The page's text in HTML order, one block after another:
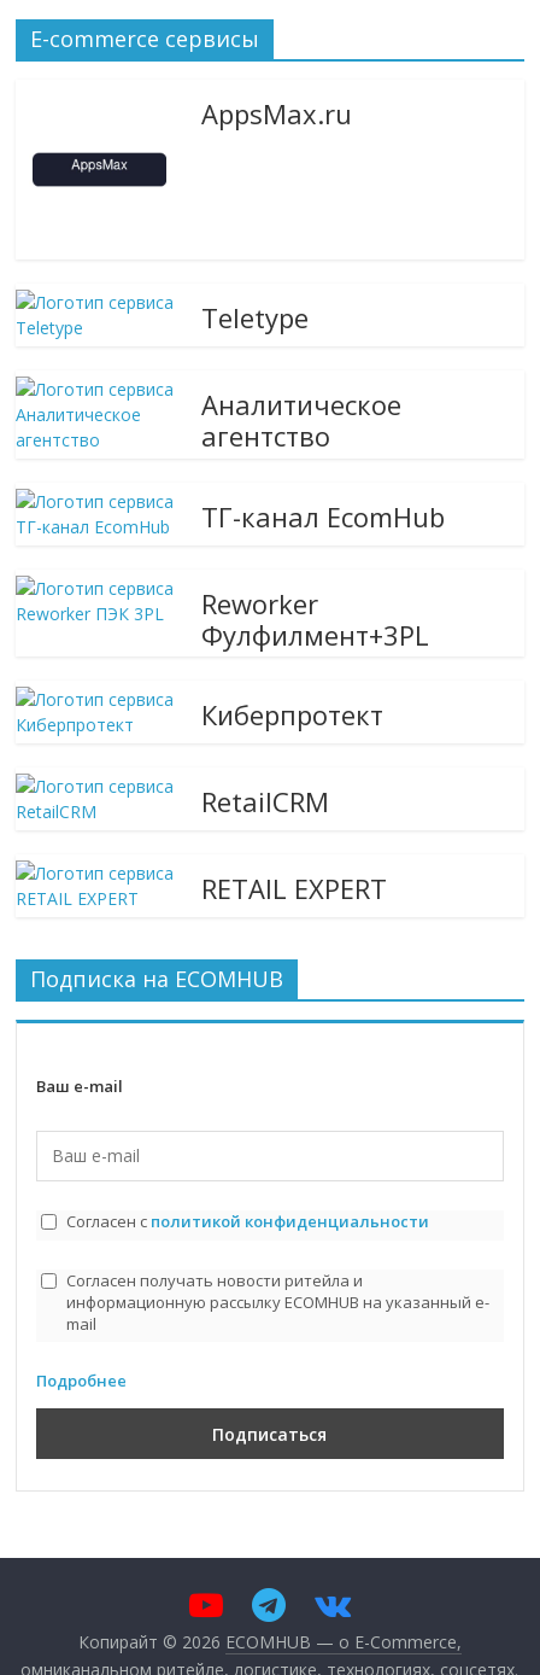
E-commerce сервисы
AppsMax.ru
Teletype
Аналитическое
агентство
ТГ-канал EcomHub
Reworker
Фулфилмент+3PL
Киберпротект
RetailCRM
RETAIL EXPERT
Подписка на ECOMHUB
Ваш e-mail
Согласен с политикой конфиденциальности
Согласен получать новости ритейла и
информационную рассылку ECOMHUB на указанный e-
mail
Подробнее
Копирайт © 2026 ECOMHUB — о E-Commerce,
омниканальном ритейле, логистике, технологиях, соцсетях.